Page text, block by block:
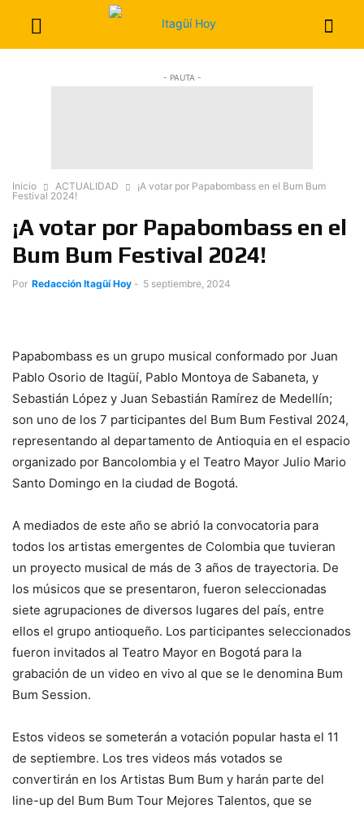
- PAUTA -
Inicio ACTUALIDAD
¡A votar por Papabombass en el Bum Bum
Festival 2024!
¡A votar por Papabombass en el
Bum Bum Festival 2024!
Por Redacción Itagüí Hoy - 5 septiembre, 2024
Papabombass es un grupo musical conformado por Juan
Pablo Osorio de Itagüí, Pablo Montoya de Sabaneta, y
Sebastián López y Juan Sebastián Ramírez de Medellín;
son uno de los 7 participantes del Bum Bum Festival 2024,
representando al departamento de Antioquia en el espacio
organizado por Bancolombia y el Teatro Mayor Julio Mario
Santo Domingo en la ciudad de Bogotá.
A mediados de este año se abrió la convocatoria para
todos los artistas emergentes de Colombia que tuvieran
un proyecto musical de más de 3 años de trayectoria. De
los músicos que se presentaron, fueron seleccionadas
siete agrupaciones de diversos lugares del país, entre
ellos el grupo antioqueño. Los participantes seleccionados
fueron invitados al Teatro Mayor en Bogotá para la
grabación de un video en vivo al que se le denomina Bum
Bum Session.
Estos videos se someterán a votación popular hasta el 11
de septiembre. Los tres videos más votados se
convertirán en los Artistas Bum Bum y harán parte del
line-up del Bum Bum Tour Mejores Talentos, que se